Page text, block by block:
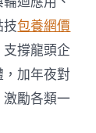
技包養網價
撐龍頭企
加年夜對
勵各類一